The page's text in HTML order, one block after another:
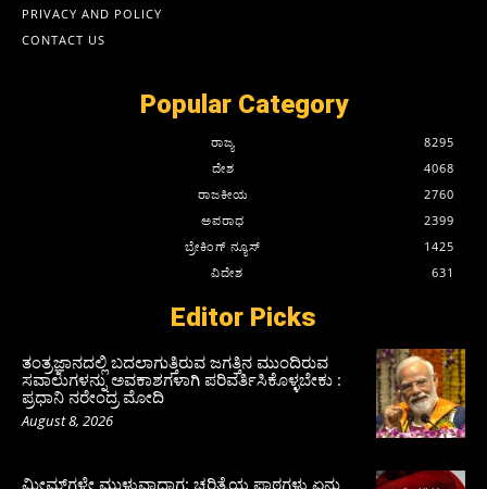
PRIVACY AND POLICY
CONTACT US
Popular Category
ರಾಜ್ಯ
8295
ದೇಶ
4068
ರಾಜಕೀಯ
2760
ಅಪರಾಧ
2399
ಬ್ರೇಕಿಂಗ್ ನ್ಯೂಸ್
1425
ವಿದೇಶ
631
Editor Picks
ತಂತ್ರಜ್ಞಾನದಲ್ಲಿ ಬದಲಾಗುತ್ತಿರುವ ಜಗತ್ತಿನ ಮುಂದಿರುವ
ಸವಾಲುಗಳನ್ನು ಅವಕಾಶಗಳಾಗಿ ಪರಿವರ್ತಿಸಿಕೊಳ್ಳಬೇಕು :
ಪ್ರಧಾನಿ ನರೇಂದ್ರ ಮೋದಿ
August 8, 2026
ಮೀಮ್‌ಗಳೇ ಮುಳುವಾದಾಗ: ಚರಿತ್ರೆಯ ಪಾಠಗಳು ಏನು